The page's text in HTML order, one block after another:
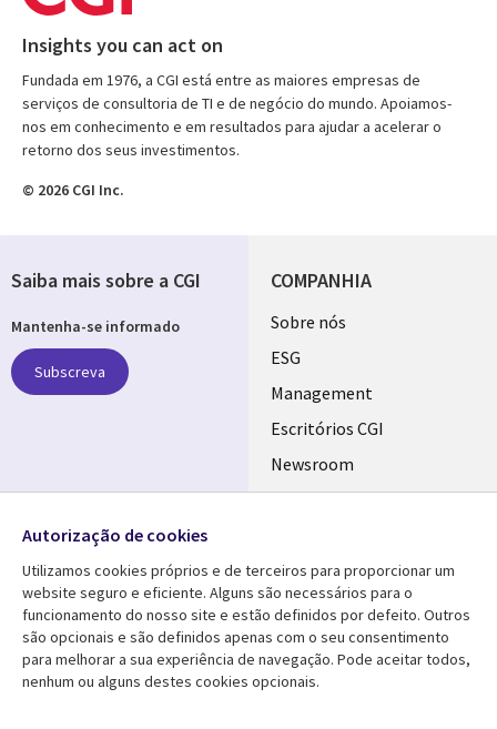
Insights you can act on
Fundada em 1976, a CGI está entre as maiores empresas de
serviços de consultoria de TI e de negócio do mundo. Apoiamos-
nos em conhecimento e em resultados para ajudar a acelerar o
retorno dos seus investimentos.
© 2026 CGI Inc.
COMPANHIA
Useful
links
PORTUGAL
Sobre nós
ESG
Management
Escritórios CGI
Newsroom
Ecossistema de
Fusões
Media Center
Library
AJUDA
Legal
Saiba mais sobre a CGI
Mantenha-se informado
Subscreva
Social
Media
PORTUGAL
Autorização de cookies
Utilizamos cookies próprios e de terceiros para proporcionar um
website seguro e eficiente. Alguns são necessários para o
funcionamento do nosso site e estão definidos por defeito. Outros
são opcionais e são definidos apenas com o seu consentimento
para melhorar a sua experiência de navegação. Pode aceitar todos,
nenhum ou alguns destes cookies opcionais.